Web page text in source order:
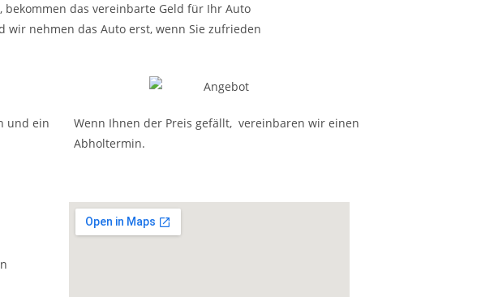
das vereinbarte Geld für Ihr Auto
nehmen das Auto erst, wenn Sie zufrieden
und ein
Wenn Ihnen der Preis gefällt, vereinbaren wir einen
Abholtermin.